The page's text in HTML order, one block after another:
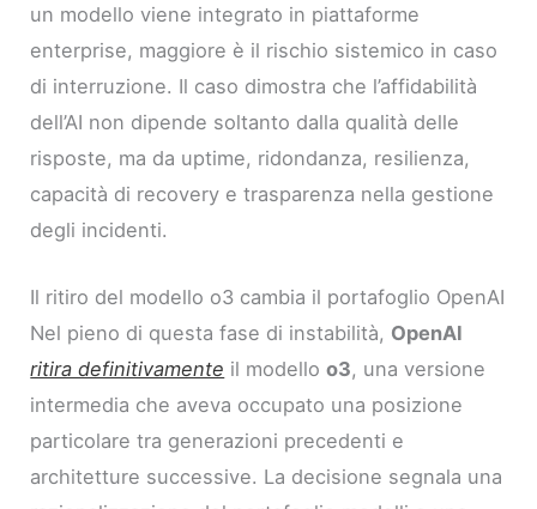
un modello viene integrato in piattaforme
enterprise, maggiore è il rischio sistemico in caso
di interruzione. Il caso dimostra che l’affidabilità
dell’AI non dipende soltanto dalla qualità delle
risposte, ma da uptime, ridondanza, resilienza,
capacità di recovery e trasparenza nella gestione
degli incidenti.
Il ritiro del modello o3 cambia il portafoglio OpenAI
Nel pieno di questa fase di instabilità, OpenAI
ritira definitivamente il modelloo3, una versione
intermedia che aveva occupato una posizione
particolare tra generazioni precedenti e
architetture successive. La decisione segnala una